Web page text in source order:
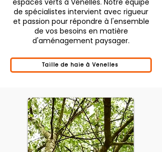
espaces verts à Venelles. Notre équipe
de spécialistes intervient avec rigueur
et passion pour répondre à l'ensemble
de vos besoins en matière
d'aménagement paysager.
Taille de haie à Venelles